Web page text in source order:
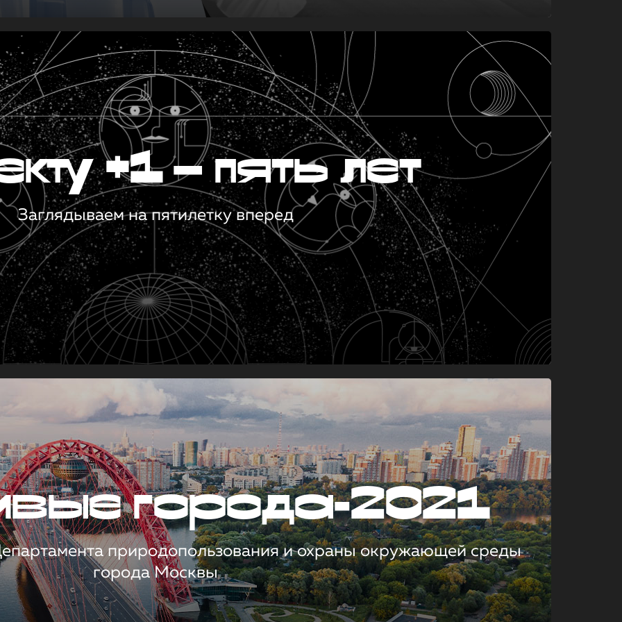
+1 — пять лет
Заглядываем на пятилетку вперед
города-2021
природопользования и охраны окружающей среды
города Москвы